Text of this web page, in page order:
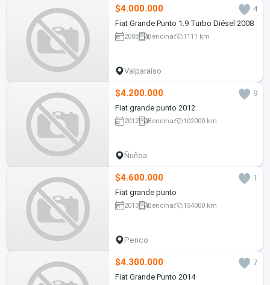
$4.000.000
4
Fiat Grande Punto 1.9 Turbo Diésel 2008
2008 Bencina 1111 km
Valparaíso
$4.200.000
9
Fiat grande punto 2012
2012 Bencina 102000 km
Ñuñoa
$4.600.000
1
Fiat grande punto
2013 Bencina 154000 km
Penco
$4.300.000
7
Fiat Grande Punto 2014